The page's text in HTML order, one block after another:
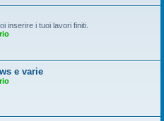
inserire i tuoi lavori finiti.
e varie